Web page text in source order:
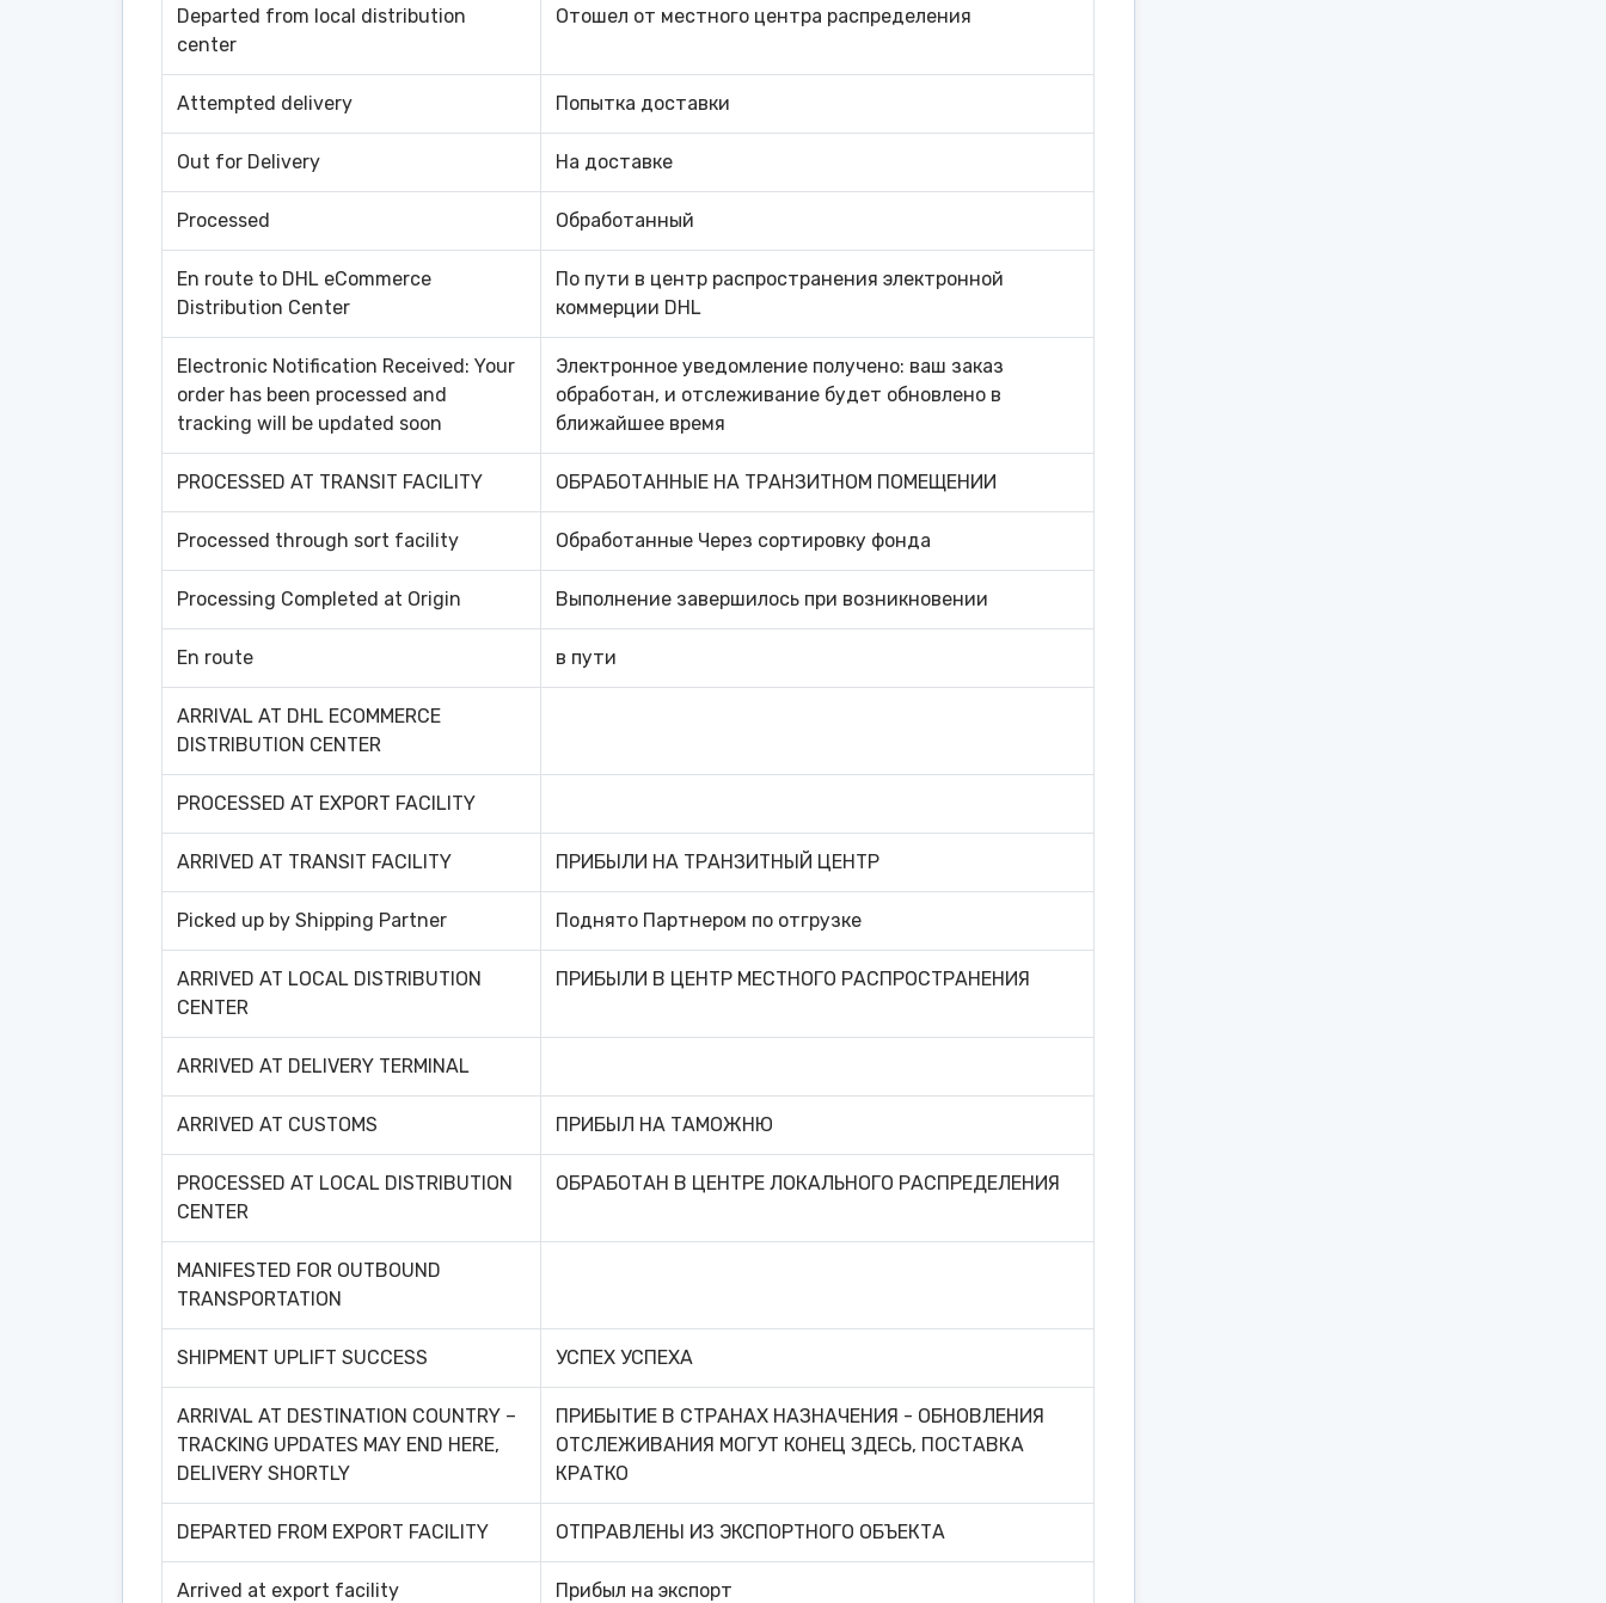
Departed from local distribution
center
Отошел от местного центра распределения
Attempted delivery Попытка доставки
Out for Delivery На доставке
Processed Обработанный
En route to DHL eCommerce
Distribution Center
По пути в центр распространения электронной
коммерции DHL
Electronic Notification Received: Your
order has been processed and
tracking will be updated soon
Электронное уведомление получено: ваш заказ
обработан, и отслеживание будет обновлено в
ближайшее время
PROCESSED AT TRANSIT FACILITY ОБРАБОТАННЫЕ НА ТРАНЗИТНОМ ПОМЕЩЕНИИ
Processed through sort facility Обработанные Через сортировку фонда
Processing Completed at Origin Выполнение завершилось при возникновении
En route в пути
ARRIVAL AT DHL ECOMMERCE
DISTRIBUTION CENTER
PROCESSED AT EXPORT FACILITY
ARRIVED AT TRANSIT FACILITY ПРИБЫЛИ НА ТРАНЗИТНЫЙ ЦЕНТР
Picked up by Shipping Partner Поднято Партнером по отгрузке
ARRIVED AT LOCAL DISTRIBUTION
CENTER
ПРИБЫЛИ В ЦЕНТР МЕСТНОГО РАСПРОСТРАНЕНИЯ
ARRIVED AT DELIVERY TERMINAL
ARRIVED AT CUSTOMS ПРИБЫЛ НА ТАМОЖНЮ
PROCESSED AT LOCAL DISTRIBUTION
CENTER
ОБРАБОТАН В ЦЕНТРЕ ЛОКАЛЬНОГО РАСПРЕДЕЛЕНИЯ
MANIFESTED FOR OUTBOUND
TRANSPORTATION
SHIPMENT UPLIFT SUCCESS УСПЕХ УСПЕХА
ARRIVAL AT DESTINATION COUNTRY –
TRACKING UPDATES MAY END HERE,
DELIVERY SHORTLY
ПРИБЫТИЕ В СТРАНАХ НАЗНАЧЕНИЯ - ОБНОВЛЕНИЯ
ОТСЛЕЖИВАНИЯ МОГУТ КОНЕЦ ЗДЕСЬ, ПОСТАВКА
КРАТКО
DEPARTED FROM EXPORT FACILITY ОТПРАВЛЕНЫ ИЗ ЭКСПОРТНОГО ОБЪЕКТА
Arrived at export facility Прибыл на экспорт